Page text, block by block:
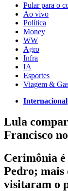
Pular para o
Ao vivo
Política
Money
WW
Agro
Infra
IA
Esportes
Viagem &
Internacional
Lula
Francisco
Cerimônia é
Pedro; mais
visitaram o